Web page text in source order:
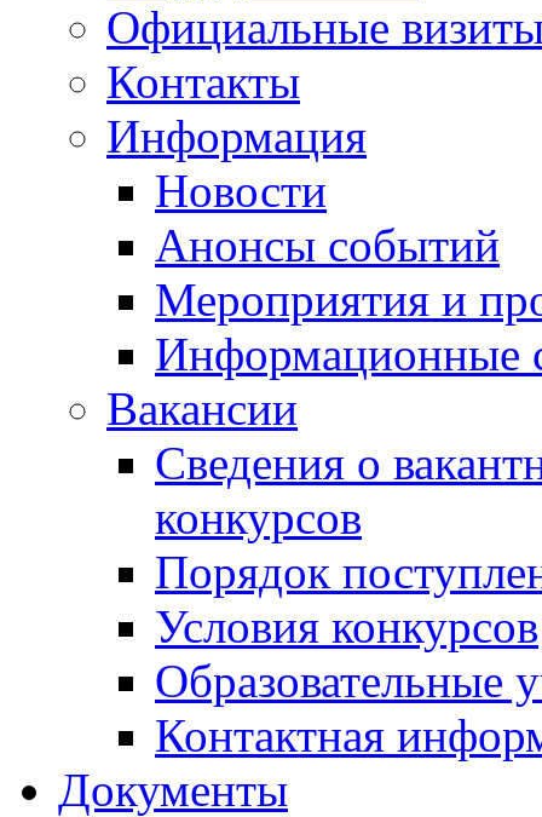
Официальные
Контакты
Информация
Новости
Анонсы событий
Мероприятия и
Информационные
Вакансии
Сведения о
конкурсов
Порядок
Условия конкурсов
Образовательные
Контактная
Документы